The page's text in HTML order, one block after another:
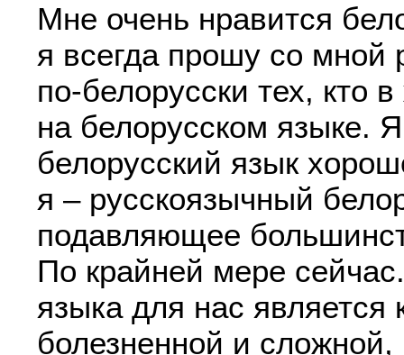
Мне очень нравится
я всегда прошу со мной
по-белорусски тех, кто
на белорусском языке.
белорусский язык
я – русскоязычный
подавляющее
По крайней мере
языка для нас является
болезненной и